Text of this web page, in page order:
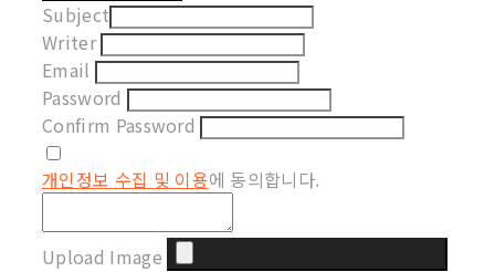
Subject
Writer
Email
Password
Confirm Password
개인정보 수집 및 이용에 동의합니다.
Upload Image